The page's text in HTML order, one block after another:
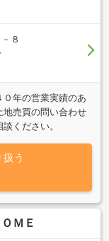
８
年の営業実績のあ
地売買の問い合わせ
ください。
う
ＭＥ